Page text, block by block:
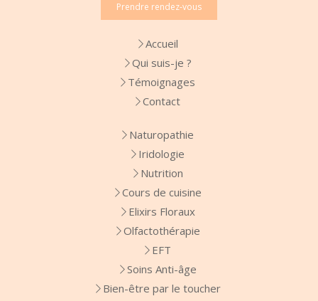
Prendre rendez-vous
Accueil
Qui suis-je ?
Témoignages
Contact
Naturopathie
Iridologie
Nutrition
Cours de cuisine
Elixirs Floraux
Olfactothérapie
EFT
Soins Anti-âge
Bien-être par le toucher